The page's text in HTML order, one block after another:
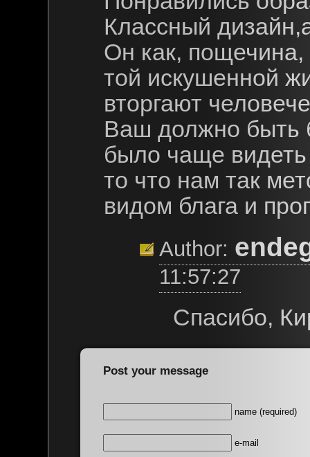
Классный
Он как, пощечина,
той искушенной
вторгают
Ваш должно быть
было чаще
то что нам так
видом блага и
Author:
11:57:27
Спасибо,
Post your message
name (required)
e-mail